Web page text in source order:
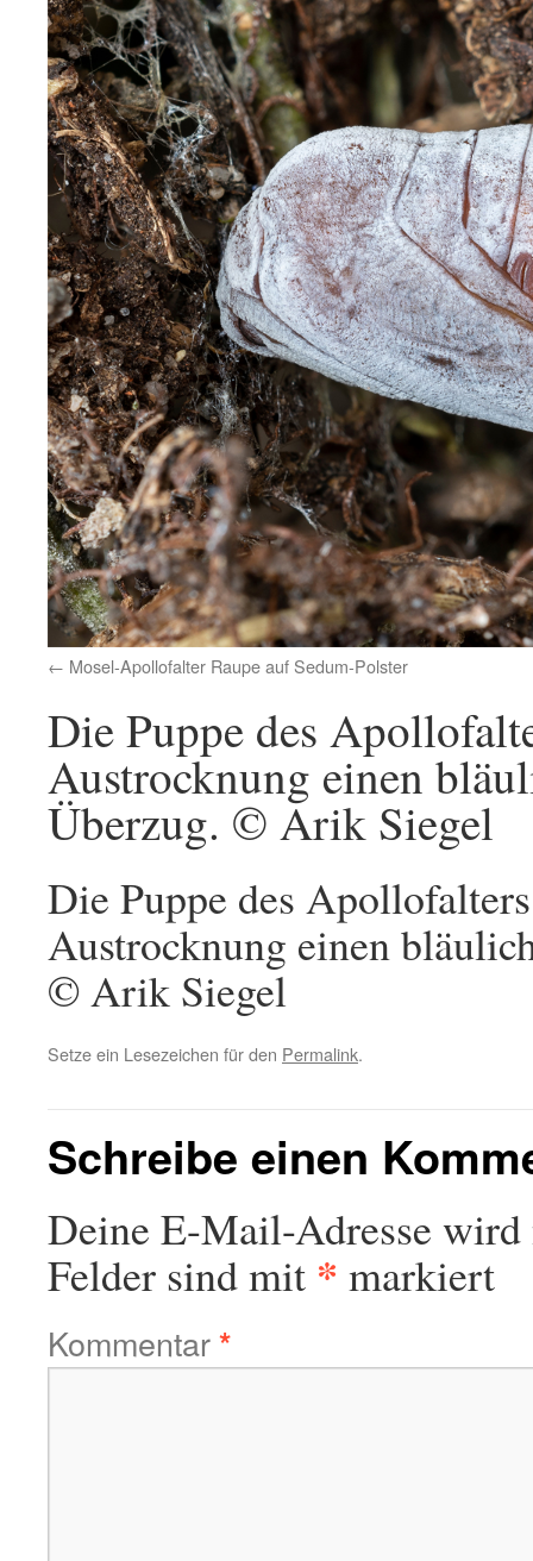
Mosel-Apollofalter Raupe auf Sedum-Polster
Die Puppe des
Austrocknung einen
Überzug. © Arik Siegel
Die Puppe des
Austrocknung einen
© Arik Siegel
Setze ein Lesezeichen für den Permalink.
Schreibe einen
Deine E-Mail-Adresse
Felder sind mit * markiert
Kommentar*